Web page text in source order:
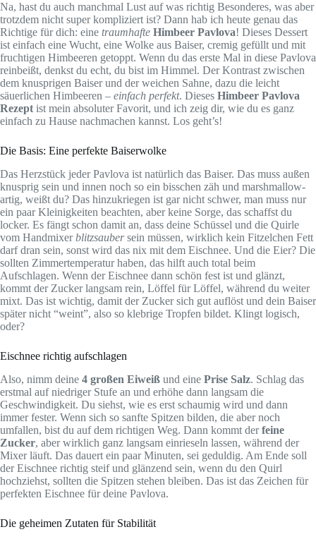
Na, hast du auch manchmal Lust auf was richtig Besonderes, was aber
trotzdem nicht super kompliziert ist? Dann hab ich heute genau das
Richtige für dich: eine traumhafte Himbeer Pavlova! Dieses Dessert
ist einfach eine Wucht, eine Wolke aus Baiser, cremig gefüllt und mit
fruchtigen Himbeeren getoppt. Wenn du das erste Mal in diese Pavlova
reinbeißt, denkst du echt, du bist im Himmel. Der Kontrast zwischen
dem knusprigen Baiser und der weichen Sahne, dazu die leicht
säuerlichen Himbeeren – einfach perfekt. Dieses Himbeer Pavlova
Rezept ist mein absoluter Favorit, und ich zeig dir, wie du es ganz
einfach zu Hause nachmachen kannst. Los geht’s!
Die Basis: Eine perfekte Baiserwolke
Das Herzstück jeder Pavlova ist natürlich das Baiser. Das muss außen
knusprig sein und innen noch so ein bisschen zäh und marshmallow-
artig, weißt du? Das hinzukriegen ist gar nicht schwer, man muss nur
ein paar Kleinigkeiten beachten, aber keine Sorge, das schaffst du
locker. Es fängt schon damit an, dass deine Schüssel und die Quirle
vom Handmixerblitzsaubersein müssen, wirklich kein Fitzelchen Fett
darf dran sein, sonst wird das nix mit dem Eischnee. Und die Eier? Die
sollten Zimmertemperatur haben, das hilft auch total beim
Aufschlagen. Wenn der Eischnee dann schön fest ist und glänzt,
kommt der Zucker langsam rein, Löffel für Löffel, während du weiter
mixt. Das ist wichtig, damit der Zucker sich gut auflöst und dein Baiser
später nicht “weint”, also so klebrige Tropfen bildet. Klingt logisch,
oder?
Eischnee richtig aufschlagen
Also, nimm deine 4 großen Eiweiß und eine Prise Salz. Schlag das
erstmal auf niedriger Stufe an und erhöhe dann langsam die
Geschwindigkeit. Du siehst, wie es erst schaumig wird und dann
immer fester. Wenn sich so sanfte Spitzen bilden, die aber noch
umfallen, bist du auf dem richtigen Weg. Dann kommt derfeine
Zucker, aber wirklich ganz langsam einrieseln lassen, während der
Mixer läuft. Das dauert ein paar Minuten, sei geduldig. Am Ende soll
der Eischnee richtig steif und glänzend sein, wenn du den Quirl
hochziehst, sollten die Spitzen stehen bleiben. Das ist das Zeichen für
perfekten Eischnee für deine Pavlova.
Die geheimen Zutaten für Stabilität